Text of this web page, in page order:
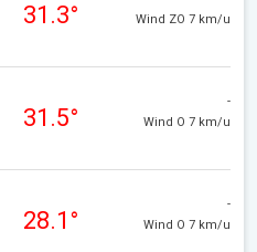
31.3°
Wind ZO 7 km/u
31.5°
-
Wind O 7 km/u
28.1°
-
Wind O 7 km/u